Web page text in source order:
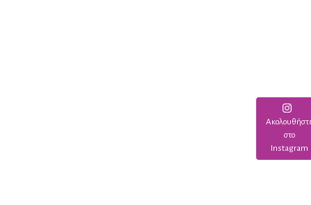
στο
Instagram